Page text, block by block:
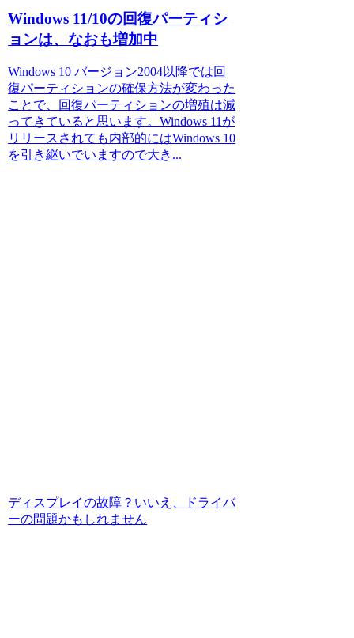
Windows 11/10の回復パーティシ
ョンは、なおも増加中
Windows 10 バージョン2004以降では回
復パーティションの確保方法が変わった
ことで、回復パーティションの増殖は減
ってきていると思います。Windows 11が
リリースされても内部的にはWindows 10
を引き継いでいますので大き...
ディスプレイの故障？いいえ、ドライバ
ーの問題かもしれません